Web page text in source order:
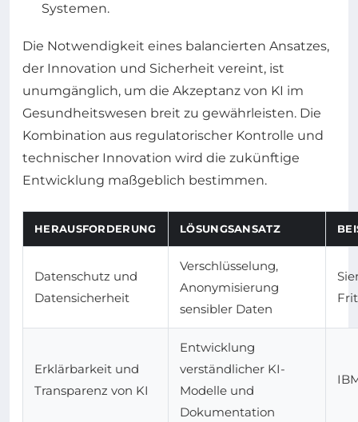
Systemen.
Die Notwendigkeit eines balancierten Ansatzes,
der Innovation und Sicherheit vereint, ist
unumgänglich, um die Akzeptanz von KI im
Gesundheitswesen breit zu gewährleisten. Die
Kombination aus regulatorischer Kontrolle und
technischer Innovation wird die zukünftige
Entwicklung maßgeblich bestimmen.
HERAUSFORDERUNG LÖSUNGSANSATZ
Datenschutz und
Datensicherheit
Verschlüsselung,
Anonymisierung
sensibler Daten
Erklärbarkeit und
Transparenz von KI
Entwicklung
verständlicher KI-
Modelle und
Dokumentation